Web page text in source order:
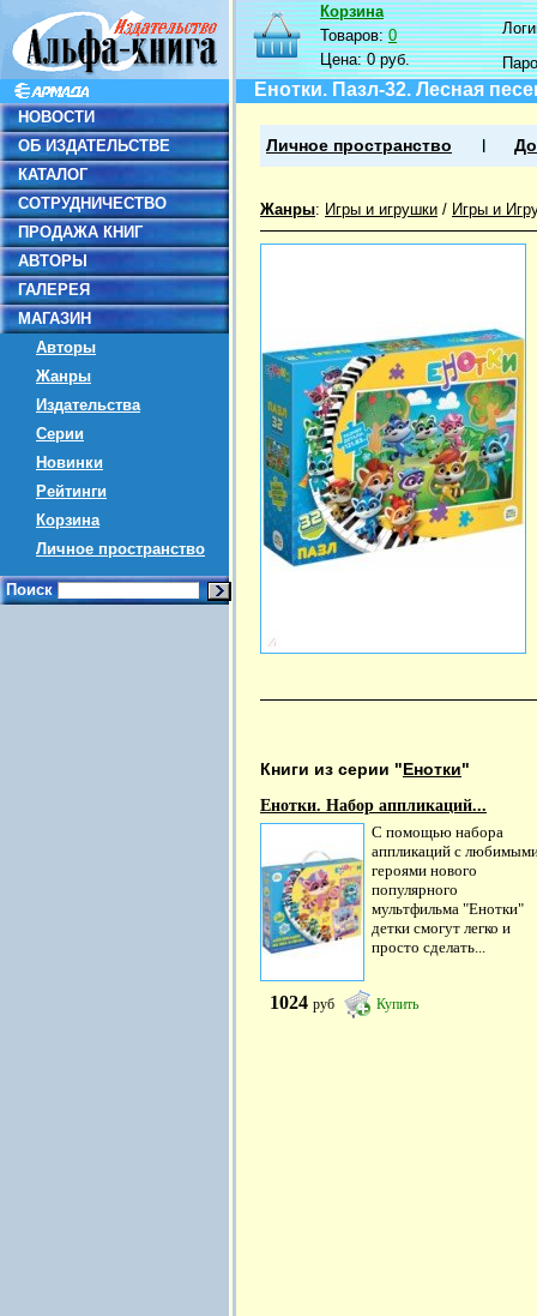
НОВОСТИ
ОБ ИЗДАТЕЛЬСТВЕ
КАТАЛОГ
СОТРУДНИЧЕСТВО
ПРОДАЖА КНИГ
АВТОРЫ
ГАЛЕРЕЯ
МАГАЗИН
Авторы
Жанры
Издательства
Серии
Новинки
Рейтинги
Корзина
Личное пространство
Поиск
Корзина
Товаров:0
Цена:0 руб.
Енотки. Пазл-32. Лесная
Личное пространство
Жанры: Игры и игрушки / Игры и
Книги из серии "Енотки"
Енотки. Набор аппликаций...
С помощью набора
аппликаций с
героями нового
популярного
мультфильма "Енотки"
детки смогут легко и
просто сделать...
1024 руб Купить